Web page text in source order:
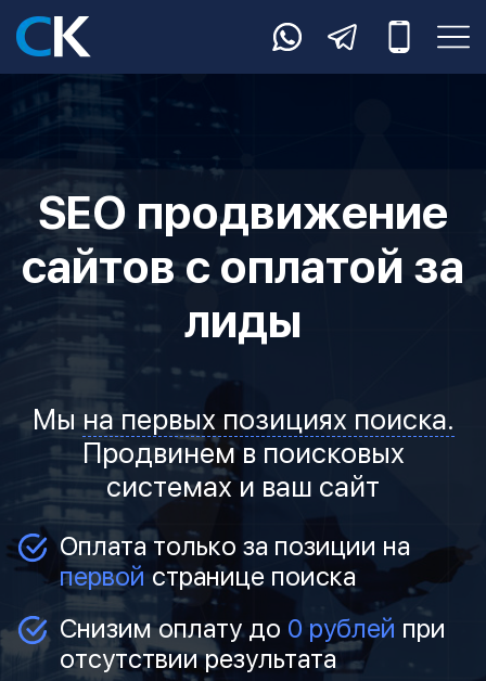
SEO продвижение
сайтов с оплатой за
лиды
Мы на первых позициях поиска.
Продвинем в поисковых
системах и ваш сайт
Оплата только за позиции на
первойстранице поиска
Снизим оплату до 0 рублей при
отсутствии результата